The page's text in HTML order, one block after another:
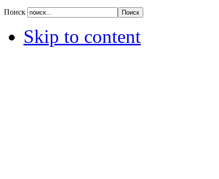
Поиск
Skip to content